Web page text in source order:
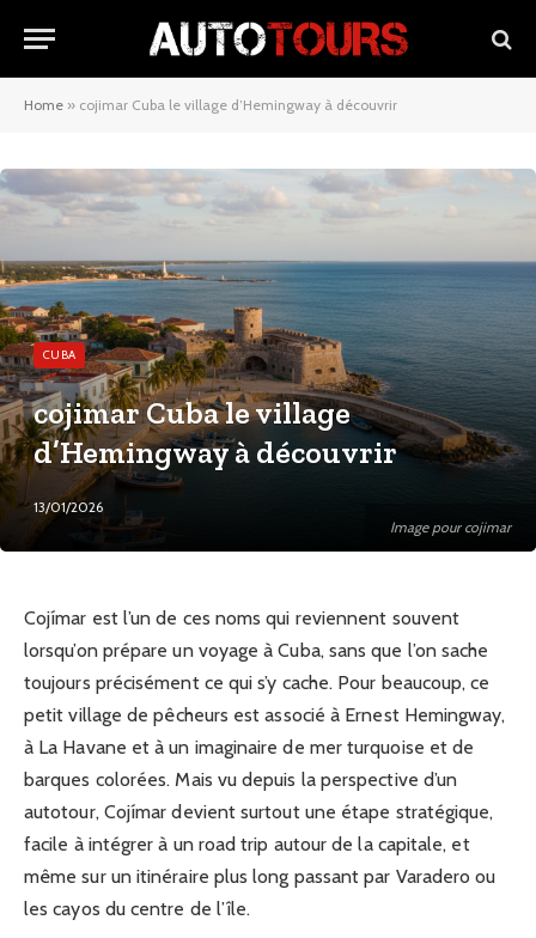
Home » cojimar Cuba le village d’Hemingway à découvrir
Image pour cojimar
CUBA
cojimar Cuba le village
d’Hemingway à découvrir
13/01/2026
Cojímar est l’un de ces noms qui reviennent souvent
lorsqu’on prépare un voyage à Cuba, sans que l’on sache
toujours précisément ce qui s’y cache. Pour beaucoup, ce
petit village de pêcheurs est associé à Ernest Hemingway,
à La Havane et à un imaginaire de mer turquoise et de
barques colorées. Mais vu depuis la perspective d’un
autotour, Cojímar devient surtout une étape stratégique,
facile à intégrer à un road trip autour de la capitale, et
même sur un itinéraire plus long passant par Varadero ou
les cayos du centre de l’île.